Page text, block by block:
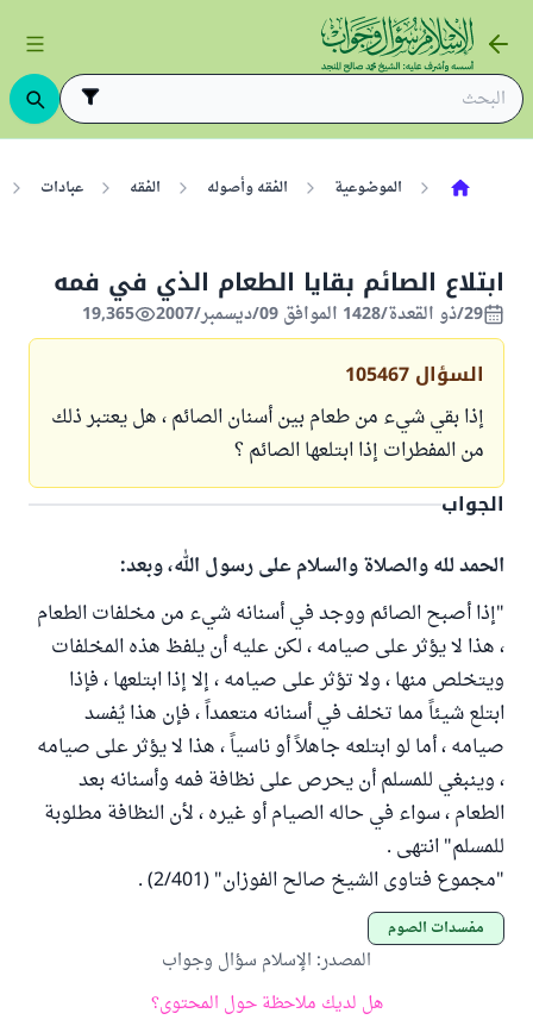
الموضوعية الفقه وأصوله الفقه عبادات
ابتلاع الصائم بقايا الطعام الذي في فمه
29/ذو القعدة/1428 الموافق 09/ديسمبر/2007 19,365
السؤال 105467
إذا بقي شيء من طعام بين أسنان الصائم ، هل يعتبر ذلك
من المفطرات إذا ابتلعها الصائم ؟
الجواب
الحمد لله والصلاة والسلام على رسول الله، وبعد:
"إذا أصبح الصائم ووجد في أسنانه شيء من مخلفات الطعام
، هذا لا يؤثر على صيامه ، لكن عليه أن يلفظ هذه المخلفات
ويتخلص منها ، ولا تؤثر على صيامه ، إلا إذا ابتلعها ، فإذا
ابتلع شيئاً مما تخلف في أسنانه متعمداً ، فإن هذا يُفسد
صيامه ، أما لو ابتلعه جاهلاً أو ناسياً ، هذا لا يؤثر على صيامه
، وينبغي للمسلم أن يحرص على نظافة فمه وأسنانه بعد
الطعام ، سواء في حاله الصيام أو غيره ، لأن النظافة مطلوبة
للمسلم" انتهى .
"مجموع فتاوى الشيخ صالح الفوزان" (2/401) .
مفسدات الصوم
المصدر: الإسلام سؤال وجواب
هل لديك ملاحظة حول المحتوى؟